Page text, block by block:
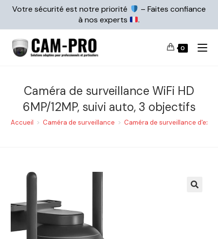
Votre sécurité est notre priorité
– Faites confiance
à nos experts
.
0
Caméra de surveillance WiFi HD
6MP/12MP, suivi auto, 3 objectifs
Accueil > Caméra de surveillance > Caméra de surveillance